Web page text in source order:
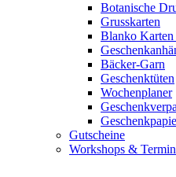
Botanische
Grusskarten
Blanko
Bäcker-Garn
Geschenktüten
Wochenplaner
Gutscheine
Workshops &